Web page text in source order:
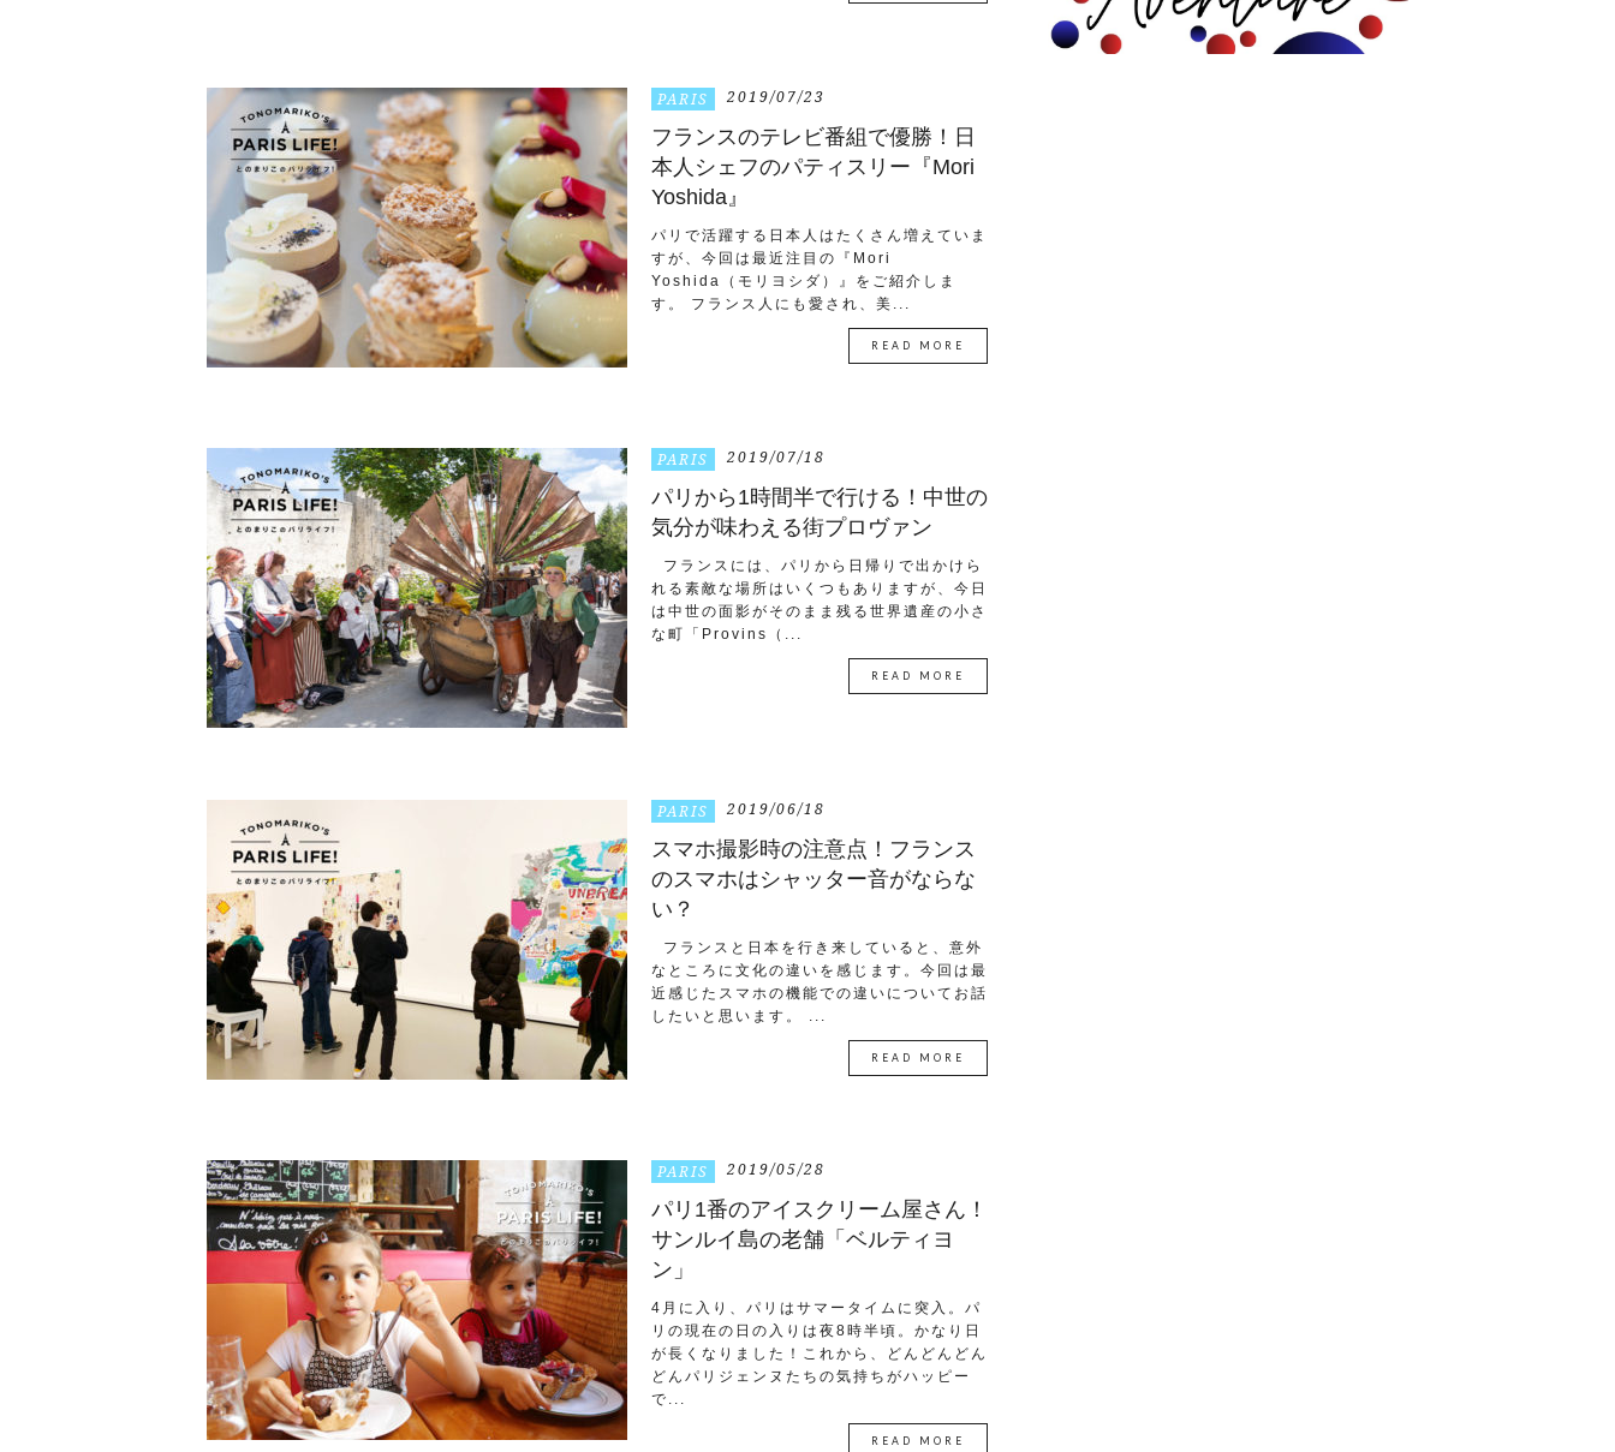
PARIS 2019/07/23
フランスのテレビ番組で優勝！日
本人シェフのパティスリー『Mori
Yoshida』
パリで活躍する日本人はたくさん増えていま
すが、今回は最近注目の『Mori
Yoshida（モリヨシダ）』をご紹介しま
す。 フランス人にも愛され、美...
READ MORE
PARIS 2019/07/18
パリから1時間半で行ける！中世の
気分が味わえる街プロヴァン
フランスには、パリから日帰りで出かけら
れる素敵な場所はいくつもありますが、今日
は中世の面影がそのまま残る世界遺産の小さ
な町「Provins（...
READ MORE
PARIS 2019/06/18
スマホ撮影時の注意点！フランス
のスマホはシャッター音がならな
い？
フランスと日本を行き来していると、意外
なところに文化の違いを感じます。今回は最
近感じたスマホの機能での違いについてお話
したいと思います。 ...
READ MORE
PARIS 2019/05/28
パリ1番のアイスクリーム屋さん！
サンルイ島の老舗「ベルティヨ
ン」
4月に入り、パリはサマータイムに突入。パ
リの現在の日の入りは夜8時半頃。かなり日
が長くなりました！これから、どんどんどん
どんパリジェンヌたちの気持ちがハッピー
で...
READ MORE